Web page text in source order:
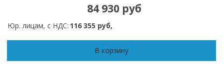
84 930 руб
Юр. лицам, с НДС: 116 355 руб,
В корзину